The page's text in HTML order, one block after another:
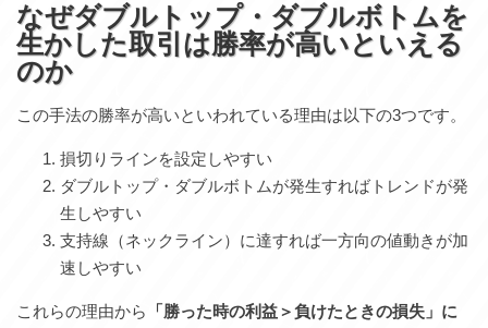
なぜダブルトップ・ダブルボトムを
生かした取引は勝率が高いといえる
のか
この手法の勝率が高いといわれている理由は以下の3つです。
損切りラインを設定しやすい
ダブルトップ・ダブルボトムが発生すればトレンドが発
生しやすい
支持線（ネックライン）に達すれば一方向の値動きが加
速しやすい
これらの理由から
「勝った時の利益＞負けたときの損失」に